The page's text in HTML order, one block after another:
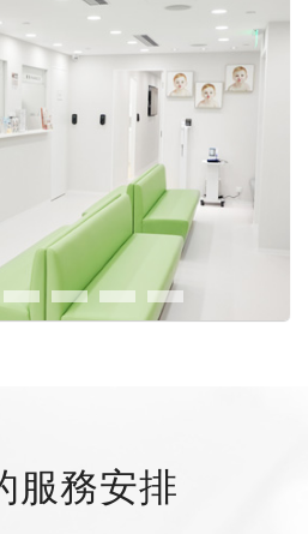
服務安排